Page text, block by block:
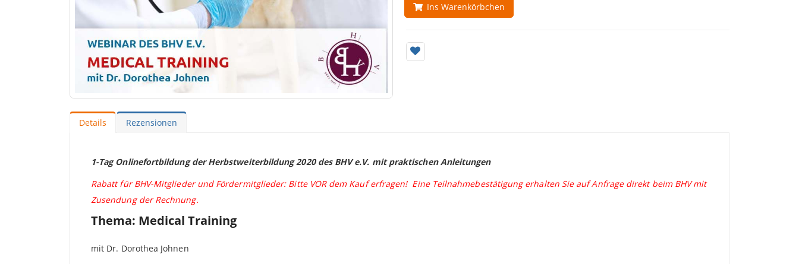
Ins Warenkörbchen
Details
1-Tag Onlinefortbildung der Herbstweiterbildung 2020 des BHV e.V. mit praktischen Anleitungen
Rabatt für BHV-Mitglieder und Fördermitglieder: Bitte VOR dem Kauf erfragen! Eine Teilnahmebestätigung erhalten Sie auf Anfrage direkt beim BHV mit
Zusendung der Rechnung.
Thema: Medical Training
mit Dr. Dorothea Johnen
Rezensionen